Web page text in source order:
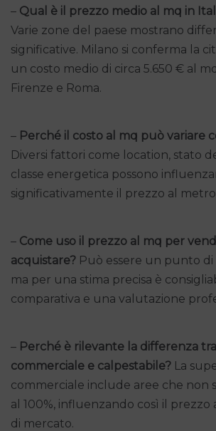
– Qual è il prezzo medio al mq in
Varie zone del paese mostrano
significative. Milano si conferma la
un costo medio di circa 5.650 € al
Firenze e Roma.
– Perché il costo al mq può variare
Diversi fattori come location, stato
classe energetica possono
significativamente il prezzo al
– Come uso il prezzo al mq per
acquistare? Può essere un punto
ma per una stima precisa è
comparativa e una valutazione
– Perché è rilevante la differenza
commerciale e calpestabile? La
commerciale include aree che non
al 100%, influenzando così il
di mercato.